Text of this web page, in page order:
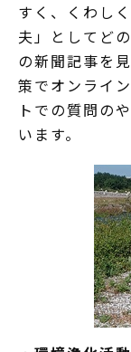
すく、くわし
夫」としてど
の新聞記事を
策でオンライ
トでの質問の
います。